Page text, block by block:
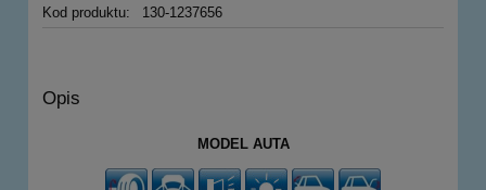
Kod produktu: 130-1237656
Opis
MODEL AUTA